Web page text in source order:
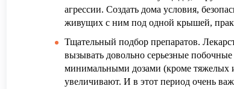
агрессии. Создать дома условия,
живущих с ним под одной крышей,
Тщательный подбор препаратов.
вызывать довольно серьезные
минимальными дозами (кроме тяжелых
увеличивают. И в этот период очень